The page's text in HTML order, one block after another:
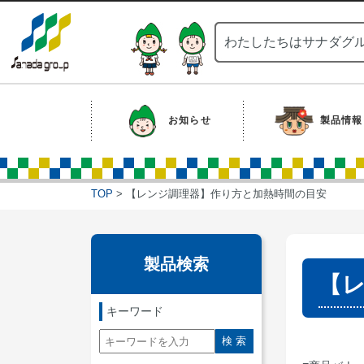
わたしたちはサナダグ
お知らせ 製品情報
EC販売対象製品
TOP > 【レンジ調理器】作り方と加熱時間の目安
【
製品検索
キーワード